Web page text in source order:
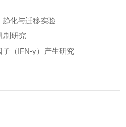
化与迁移实验
制研究
（IFN-γ）产生研究